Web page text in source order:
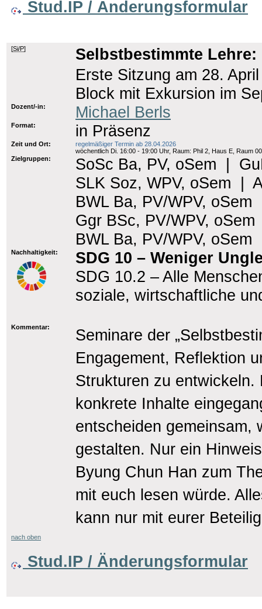
Stud.IP / Änderungsformular
[Si/P]
Selbstbestimmte Lehre:
Erste Sitzung am 28. April
Block mit Exkursion im
Dozent/-in: Michael Berls
Format: in Präsenz
Zeit und Ort:
regelmäßiger Termin ab 28.04.2026
wöchentlich Di. 16:00 - 19:00 Uhr, Raum: Phil 2, Haus E, Raum
Zielgruppen:
SoSc Ba, PV, oSem |
SLK Soz, WPV, oSem |
BWL Ba, PV/WPV, oSem
Ggr BSc, PV/WPV, oSem
BWL Ba, PV/WPV, oSem
Nachhaltigkeit:
SDG 10 – Weniger
SDG 10.2 – Alle
soziale, wirtschaftliche
Kommentar:
Seminare der
Engagement, Reflektion
Strukturen zu
konkrete Inhalte
entscheiden gemeinsam,
gestalten. Nur ein
Byung Chun Han zum
mit euch lesen würde.
kann nur mit eurer
nach oben
Stud.IP / Änderungsformular